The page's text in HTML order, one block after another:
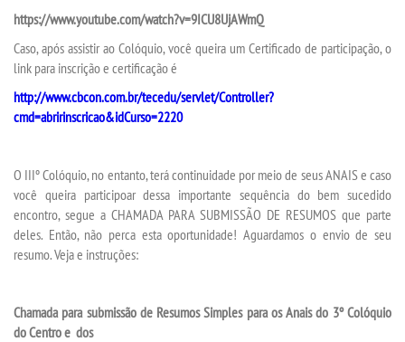
DESTAQUES
UNIESP NEWS
PPC
PDI
https://www.youtube.com/watch?v=9ICU8UjAWmQ
Caso, após assistir ao Colóquio, você queira um Certificado de participação, o
link para inscrição e certificação é
http://www.cbcon.com.br/tecedu/servlet/Controller?
cmd=abririnscricao&idCurso=2220
O IIIº Colóquio, no entanto, terá continuidade por meio de seus ANAIS e caso
você queira participoar dessa importante sequência do bem sucedido
encontro, segue a CHAMADA PARA SUBMISSÃO DE RESUMOS que parte
deles. Então, não perca esta oportunidade! Aguardamos o envio de seu
resumo. Veja e instruções:
Chamada para submissão de Resumos Simples para osAnais do 3º Colóquio
do Centro e dos